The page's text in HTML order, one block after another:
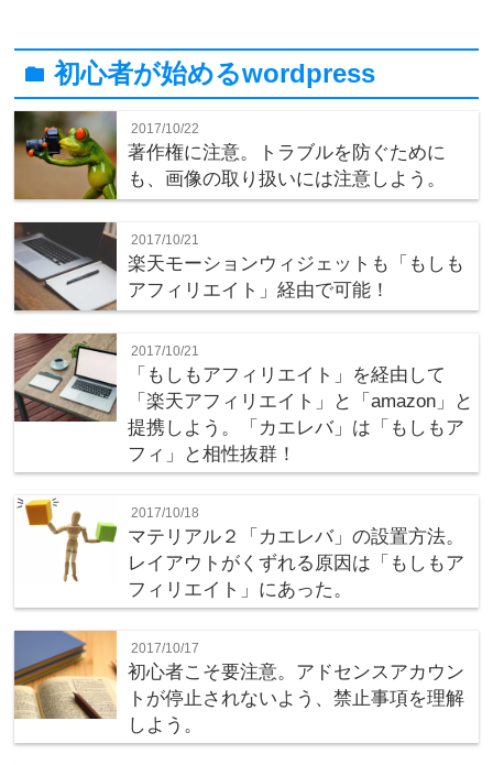
folder初心者が始めるwordpress
2017/10/22
著作権に注意。トラブルを防ぐために
も、画像の取り扱いには注意しよう。
2017/10/21
楽天モーションウィジェットも「もしも
アフィリエイト」経由で可能！
2017/10/21
「もしもアフィリエイト」を経由して
「楽天アフィリエイト」と「amazon」と
提携しよう。「カエレバ」は「もしもア
フィ」と相性抜群！
2017/10/18
マテリアル２「カエレバ」の設置方法。
レイアウトがくずれる原因は「もしもア
フィリエイト」にあった。
2017/10/17
初心者こそ要注意。アドセンスアカウン
トが停止されないよう、禁止事項を理解
しよう。